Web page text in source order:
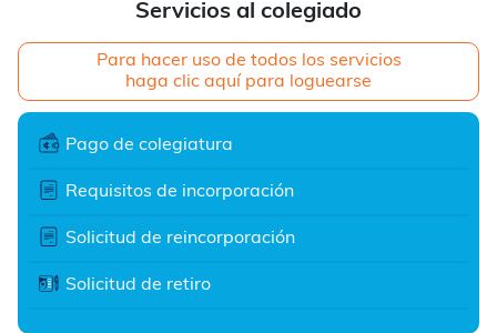
Servicios al colegiado
Para hacer uso de todos los servicios
haga clic aquí para loguearse
Pago de colegiatura
Requisitos de incorporación
Solicitud de reincorporación
Solicitud de retiro